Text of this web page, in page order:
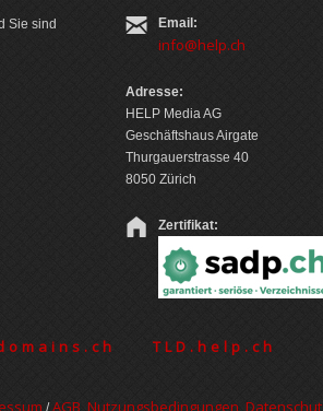
Sie sind
Email:
info@help.ch
Adresse:
HELP Media AG
Geschäftshaus Airgate
Thurgauerstrasse 40
8050 Zürich
Zertifikat:
TLD.help.ch
/AGB, Nut­zungs­bedin­gungen,